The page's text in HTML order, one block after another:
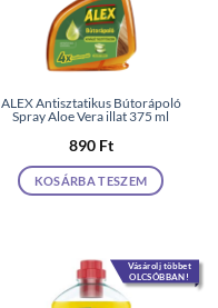
ALEX Antisztatikus Bútorápoló
Spray Aloe Vera illat 375 ml
890 Ft
KOSÁRBA TESZEM
Vásárolj többet
OLCSÓBBAN!